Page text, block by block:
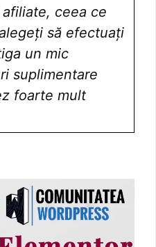
ceea ce
să efectuați
un mic
suplimentare
foarte mult